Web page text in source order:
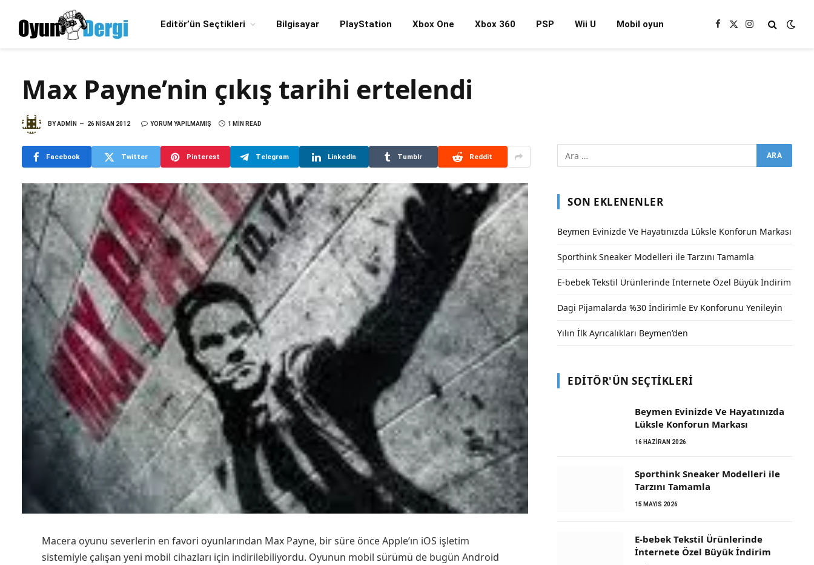
Editör’ün Seçtikleri Bilgisayar PlayStation Xbox One Xbox 360 PSP Wii U Mobil oyun Facebook
X
Instagram
Max Payne’nin çıkış tarihi ertelendi
BYADMIN 26 NISAN 2012 YORUM YAPILMAMIŞ 1 MIN READ
Facebook Twitter Pinterest Telegram LinkedIn Tumblr Reddit
Macera oyunu severlerin en favori oyunlarından Max Payne, bir süre önce Apple’ın iOS işletim
sistemiyle çalışan yeni mobil cihazları için indirilebiliyordu. Oyunun mobil sürümü de bugün Android
SON EKLENENLER
Beymen Evinizde Ve Hayatınızda Lüksle Konforun Markası
Sporthink Sneaker Modelleri ile Tarzını Tamamla
E-bebek Tekstil Ürünlerinde İnternete Özel Büyük İndirim
Dagi Pijamalarda %30 İndirimle Ev Konforunu Yenileyin
Yılın İlk Ayrıcalıkları Beymen’den
EDITÖR'ÜN SEÇTIKLERI
Beymen Evinizde Ve Hayatınızda
Lüksle Konforun Markası
16 HAZIRAN 2026
Sporthink Sneaker Modelleri ile
Tarzını Tamamla
15 MAYIS 2026
E-bebek Tekstil Ürünlerinde
İnternete Özel Büyük İndirim